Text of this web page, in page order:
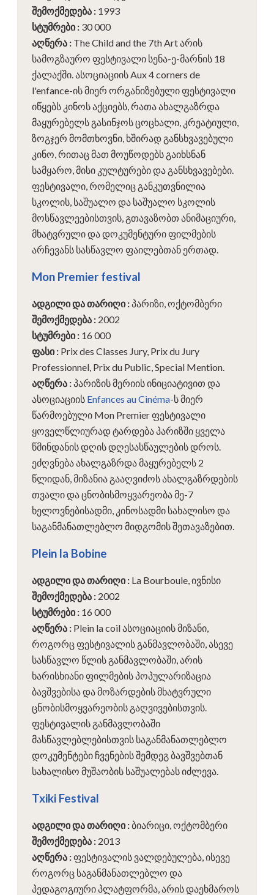
შემოქმედება : 1993
სტუმრები: 30 000
აღწერა : The Child and the 7th Art არის
სამოგზაურო ფესტივალი სენა-ე-მარნის 18
ქალაქში. ასოციაციის Aux 4 corners de
l'enfance-ის მიერ ორგანიზებული ფესტივალი
იწყებს კინოს აქციებს, რათა ახალგაზრდა
მაყურებელს გასინჯოს ცოცხალი, კრეატიული,
ზოგჯერ მომთხოვნი, ხშირად განსხვავებული
კინო, რითაც მათ მოუწოდებს გაიხსნან
სამყარო, მისი კულტურები და განსხვავებები.
ფესტივალი, რომელიც განკუთვნილია
სკოლის, საშუალო და საშუალო სკოლის
მოსწავლეებისთვის, გთავაზობთ ანიმაციური,
მხატვრული და დოკუმენტური ფილმების
არჩევანს სასწავლო ფაილებთან ერთად.
Mon Premier festival
ადგილი და თარიღი:პარიზი, ოქტომბერი
შემოქმედება : 2002
სტუმრები: 16 000
ფასი: Prix des Classes Jury, Prix du Jury
Professionnel, Prix du Public, Special Mention.
აღწერა :პარიზის მერიის ინიციატივით და
ასოციაციის Enfances au Cinéma-ს მიერ
წარმოებული Mon Premier ფესტივალი
ყოველწლიურად ტარდება პარიზში ყველა
წმინდანის დღის დღესასწაულების დროს.
ეძღვნება ახალგაზრდა მაყურებელს 2
წლიდან, მიზანია გააღვიძოს ახალგაზრდების
თვალი და ცნობისმოყვარეობა მე-7
ხელოვნებისადმი, კინოსადმი სახალისო და
საგანმანათლებლო მიდგომის შეთავაზებით.
Plein la Bobine
ადგილი და თარიღი: La Bourboule, ივნისი
შემოქმედება : 2002
სტუმრები: 16 000
აღწერა : Plein la coil ასოციაციის მიზანი,
როგორც ფესტივალის განმავლობაში, ასევე
სასწავლო წლის განმავლობაში, არის
ხარისხიანი ფილმების პოპულარიზაცია
ბავშვებისა და მოზარდების მხატვრული
ცნობისმოყვარეობის გაღვივებისთვის.
ფესტივალის განმავლობაში
მასწავლებლებისთვის საგანმანათლებლო
დოკუმენტები ჩვენების შემდეგ ბავშვებთან
სახალისო მუშაობის საშუალებას იძლევა.
Txiki Festival
ადგილი და თარიღი:ბიარიცი, ოქტომბერი
შემოქმედება : 2013
აღწერა :ფესტივალის ვალდებულება, ისევე
როგორც საგანმანათლებლო და
პედაგოგიური პლატფორმა, არის დაეხმაროს